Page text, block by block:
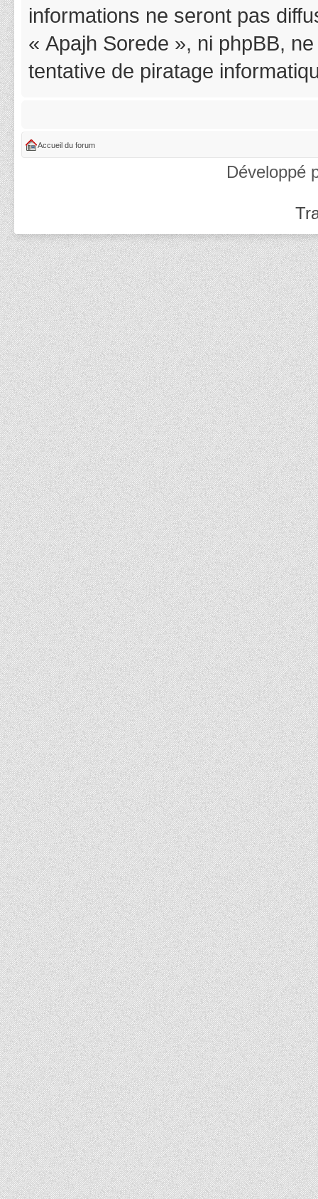
informations ne seront pas
« Apajh Sorede », ni phpBB,
tentative de piratage
Accueil du forum
Développé